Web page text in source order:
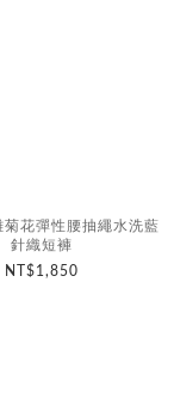
菊花彈性腰抽繩水洗藍
針織短褲
NT$1,850